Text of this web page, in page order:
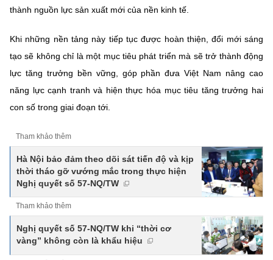
thành nguồn lực sản xuất mới của nền kinh tế.
Khi những nền tảng này tiếp tục được hoàn thiện, đổi mới sáng
tạo sẽ không chỉ là một mục tiêu phát triển mà sẽ trở thành động
lực tăng trưởng bền vững, góp phần đưa Việt Nam nâng cao
năng lực cạnh tranh và hiện thực hóa mục tiêu tăng trưởng hai
con số trong giai đoạn tới.
Tham khảo thêm
Hà Nội bảo đảm theo dõi sát tiến độ và kịp
thời tháo gỡ vướng mắc trong thực hiện
Nghị quyết số 57-NQ/TW
Tham khảo thêm
Nghị quyết số 57-NQ/TW khi “thời cơ
vàng” không còn là khẩu hiệu